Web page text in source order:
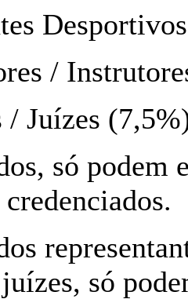
/
Juízes
só
só